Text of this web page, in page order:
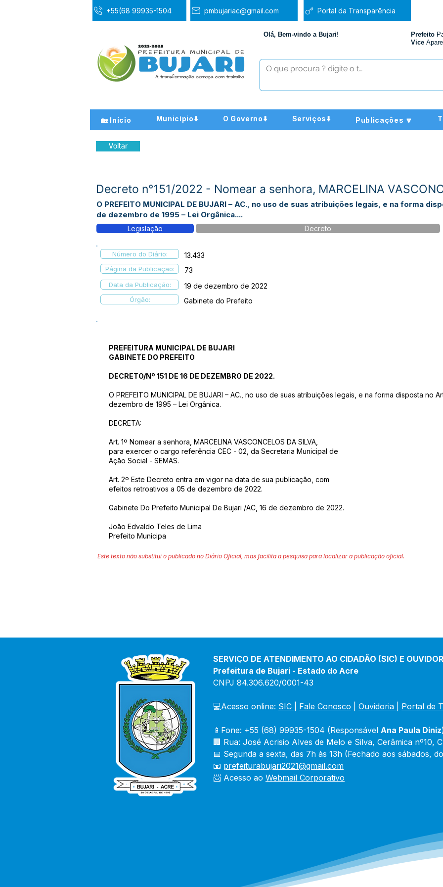
+55(68 99935-1504 pmbujariac@gmail.com Portal da Transparência
Olá, Bem-vindo a Bujari! Prefeito
Vice
🏡 Início Município⬇️ O Governo⬇️ Serviços⬇️ Publicações 🔽
Voltar
Decreto n°151/2022 - Nomear a senhora, MARCELINA
O PREFEITO MUNICIPAL DE BUJARI – AC., no uso de suas atribuições legais, e na forma
de dezembro de 1995 – Lei Orgânica....
Legislação Decreto
Número do Diário: 13.433
Página da Publicação: 73
Data da Publicação: 19 de dezembro de 2022
Órgão: Gabinete do Prefeito
PREFEITURA MUNICIPAL DE BUJARI
GABINETE DO PREFEITO
DECRETO/Nº 151 DE 16 DE DEZEMBRO DE 2022.
O PREFEITO MUNICIPAL DE BUJARI – AC., no uso de suas atribuições legais, e na forma disposta no
dezembro de 1995 – Lei Orgânica.
DECRETA:
Art. 1º Nomear a senhora, MARCELINA VASCONCELOS DA SILVA,
para exercer o cargo referência CEC - 02, da Secretaria Municipal de
Ação Social - SEMAS.
Art. 2º Este Decreto entra em vigor na data de sua publicação, com
efeitos retroativos a 05 de dezembro de 2022.
Gabinete Do Prefeito Municipal De Bujari /AC, 16 de dezembro de 2022.
João Edvaldo Teles de Lima
Prefeito Municipa
Este texto não substitui o publicado no Diário Oficial, mas facilita a pesquisa para localizar a publicação oficial.
SERVIÇO DE ATENDIMENTO AO CIDADÃO (SIC) E
Prefeitura de Bujari - Estado do Acre
CNPJ 84.306.620/0001-43
💻Acesso online: SIC Fale Conosco Ouvidoria Portal de
📱Fone: +55 (68) 99935-1504 (Responsável Ana Paula Diniz
🏢 Rua: José Acrisio Alves de Melo e Silva, Cerâmica nº10,
📅 Segunda a sexta, das 7h às 13h (Fechado aos sábados,
📧 prefeiturabujari2021@gmail.com
📨 Acesso ao Webmail Corporativo